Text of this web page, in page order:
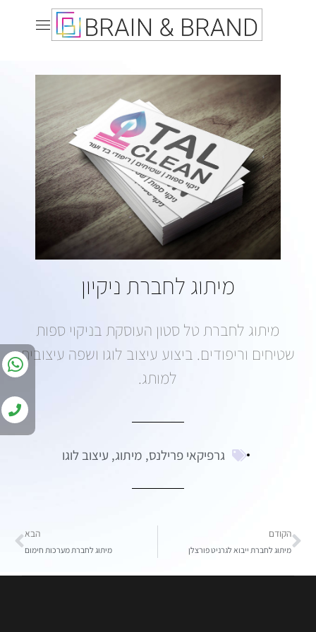
מיתוג לחברת ניקיון
מיתוג לחברת טל סטון העוסקת בניקוי ספות
שטיחים וריפודים. ביצוע עיצוב לוגו ושפה עיצובית
למותג.
גרפיקאי פרילנס, מיתוג, עיצוב לוגו
הקודם
מיתוג לחברת ייבוא לגרניט פורצלן
הבא
מיתוג לחברת מערכות חימום